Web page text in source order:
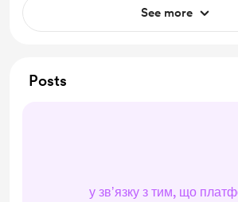
See more
Posts
у звʼязку з тим, що